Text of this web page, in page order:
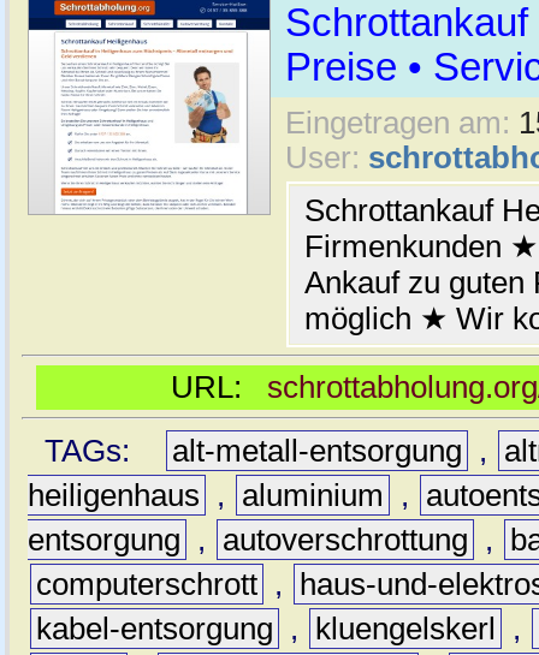
Schrottankauf
Preise •
Eingetragen am:
User:
Schrottankauf
Firmenkunden
Ankauf zu
möglich ★ Wir
URL:
TAGs:
alt-metall-entsorgung ,
heiligenhaus
, aluminium ,
entsorgung
, autoverschrottung ,
computerschrott ,
haus-und-
kabel-entsorgung
, kluengelskerl ,